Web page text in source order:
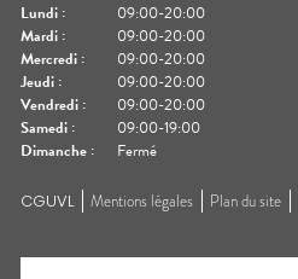
Lundi :
09:00-20:00
Mardi :
09:00-20:00
Mercredi :
09:00-20:00
Jeudi :
09:00-20:00
Vendredi :
09:00-20:00
Samedi :
09:00-19:00
Dimanche : Fermé
CGUVL Mentions légales Plan du site